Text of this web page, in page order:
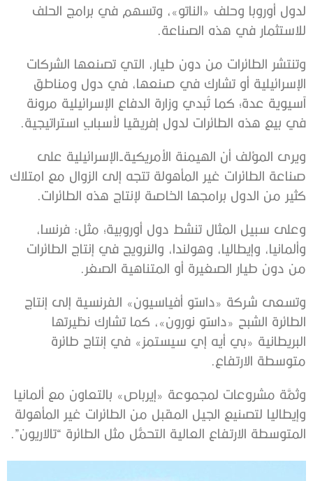
لدول أوروبا وحلف «الناتو»، وتسهم في برامج الحلف
للاستثمار في هذه الصناعة.
وتنتشر الطائرات من دون طيار، التي تصنعها الشركات
الإسرائيلية أو تشارك في صنعها، في دول ومناطق
آسيوية عدة؛ كما تُبدي وزارة الدفاع الإسرائيلية مرونة
في بيع هذه الطائرات لدول إفريقيا لأسبابٍ استراتيجية.
ويرى المؤلف أن الهيمنة الأمريكية-الإسرائيلية على
صناعة الطائرات غير المأهولة تتجه إلى الزوال مع امتلاك
كثير من الدول برامجها الخاصة لإنتاج هذه الطائرات.
وعلى سبيل المثال تنشط دول أوروبية؛ مثل: فرنسا،
وألمانيا، وإيطاليا، وهولندا، والنرويج في إنتاج الطائرات
من دون طيار الصغيرة أو المتناهية الصغر.
وتسعى شركة «داسّو أفياسيون» الفرنسية إلى إنتاج
الطائرة الشبح «داسّو نورون»، كما تشارك نظيرتها
البريطانية «بي أيه إي سيستمز» في إنتاج طائرة
متوسطة الارتفاع.
وثمَّة مشروعات لمجموعة «إيرباص» بالتعاون مع ألمانيا
وإيطاليا لتصنيع الجيل المقبل من الطائرات غير المأهولة
المتوسطة الارتفاع العالية التحمُّل مثل الطائرة “تالاريون”.